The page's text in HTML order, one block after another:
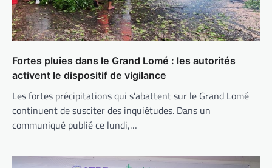
Fortes pluies dans le Grand Lomé : les autorités
activent le dispositif de vigilance
Les fortes précipitations qui s’abattent sur le Grand Lomé
continuent de susciter des inquiétudes. Dans un
communiqué publié ce lundi,…